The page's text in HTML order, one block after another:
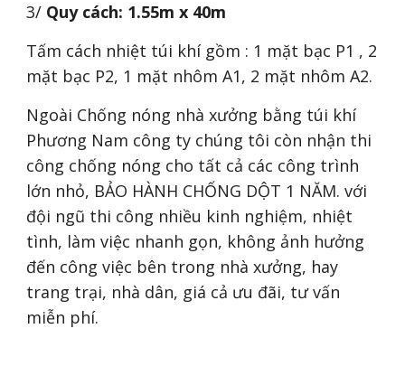
3/ Quy cách: 1.55m x 40m
Tấm cách nhiệt túi khí gồm : 1 mặt bạc P1 , 2
mặt bạc P2, 1 mặt nhôm A1, 2 mặt nhôm A2.
Ngoài Chống nóng nhà xưởng bằng túi khí
Phương Nam công ty chúng tôi còn nhận thi
công chống nóng cho tất cả các công trình
lớn nhỏ, BẢO HÀNH CHỐNG DỘT 1 NĂM. với
đội ngũ thi công nhiều kinh nghiệm, nhiệt
tình, làm việc nhanh gọn, không ảnh hưởng
đến công việc bên trong nhà xưởng, hay
trang trại, nhà dân, giá cả ưu đãi, tư vấn
miễn phí.